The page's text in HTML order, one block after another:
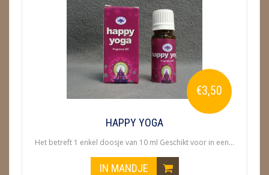
€3,50
HAPPY YOGA
Het betreft 1 enkel doosje van 10 ml Geschikt voor in een...
IN MANDJE